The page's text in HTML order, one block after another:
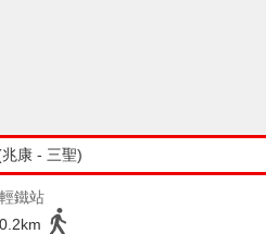
康 - 三聖)
輕鐵站
0.2km